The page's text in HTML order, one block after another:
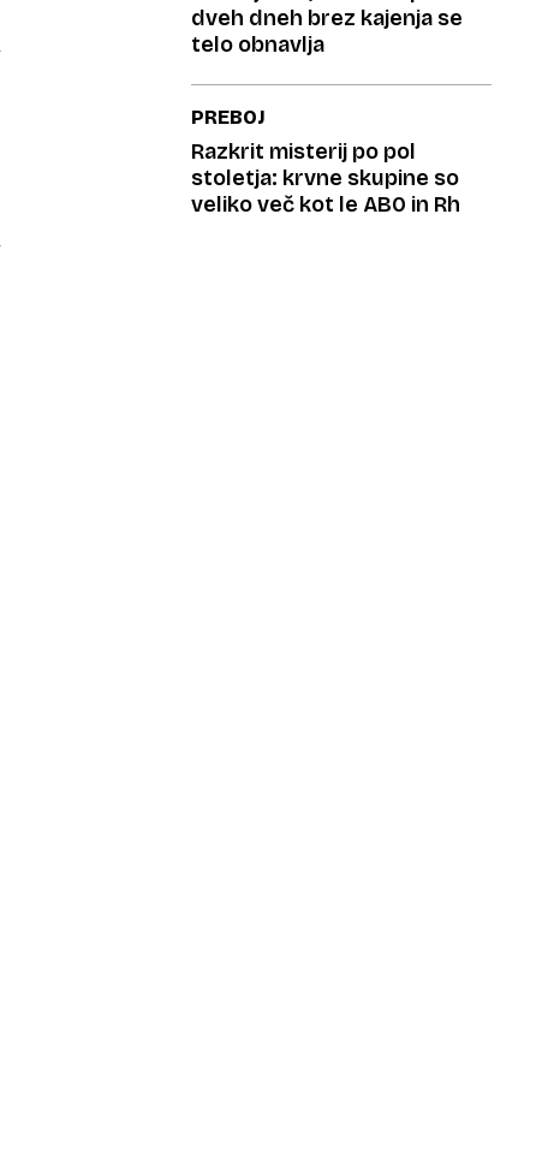
dveh dneh brez kajenja se
telo obnavlja
PREBOJ
Razkrit misterij po pol
stoletja: krvne skupine so
veliko več kot le AB0 in Rh